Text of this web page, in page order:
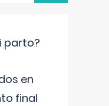
parto?
en
final